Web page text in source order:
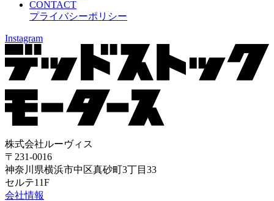
CONTACT
プライバシーポリシー
Instagram
株式会社ルーヴィス
〒231-0016
神奈川県横浜市中区真砂町3丁目33
セルテ11F
会社情報